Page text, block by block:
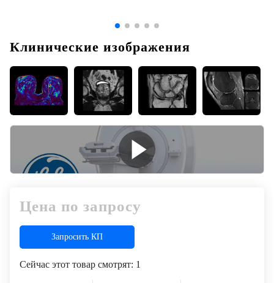
Клинические изображения
Цена по запросу
Запросить КП
Сейчас этот товар смотрят: 1